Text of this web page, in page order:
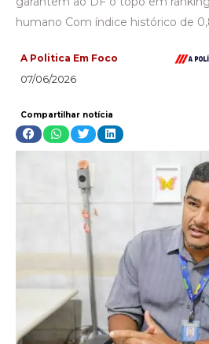
humano Com índice histórico de
A Politica Em Foco
07/06/2026
Compartilhar notícia